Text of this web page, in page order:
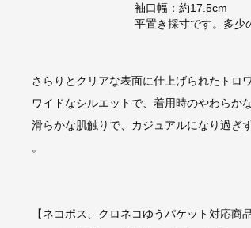
袖口幅：約17.5cm
平置き採寸です。多少
さらりとクリアな表面に仕上げられたトロ
ワイドなシルエットで、着用時のやわらか
滑らかな肌触りで、カジュアルになり過ぎ
。
【ネコポス、クロネコゆうパケット対応商